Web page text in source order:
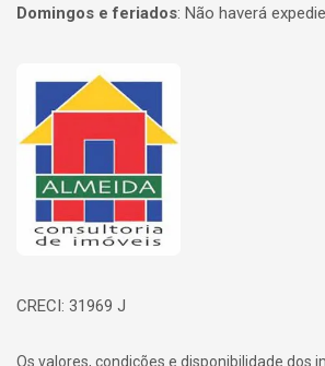
Domingos e feriados: Não haverá
Página inicial
CRECI: 31969 J
Os valores, condições e disponibilidade dos